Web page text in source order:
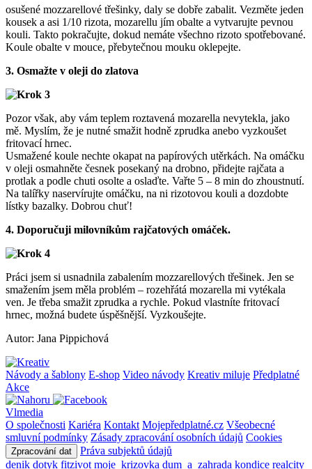
osušené mozzarellové třešinky, daly se dobře zabalit. Vezměte jeden
kousek a asi 1/10 rizota, mozarellu jím obalte a vytvarujte pevnou
kouli. Takto pokračujte, dokud nemáte všechno rizoto spotřebované.
Koule obalte v mouce, přebytečnou mouku oklepejte.
3. Osmažte v oleji do zlatova
Pozor však, aby vám teplem roztavená mozarella nevytekla, jako
mě. Myslím, že je nutné smažit hodně zprudka anebo vyzkoušet
fritovací hrnec.
Usmažené koule nechte okapat na papírových utěrkách. Na omáčku
v oleji osmahněte česnek posekaný na drobno, přidejte rajčata a
protlak a podle chuti osolte a oslaďte. Vařte 5 – 8 min do zhoustnutí.
Na talířky naservírujte omáčku, na ni rizotovou kouli a dozdobte
lístky bazalky. Dobrou chuť!
4. Doporučuji milovníkům rajčatových omáček.
Práci jsem si usnadnila zabalením mozzarellových třešinek. Jen se
smažením jsem měla problém – rozehřátá mozarella mi vytékala
ven. Je třeba smažit zprudka a rychle. Pokud vlastníte fritovací
hrnec, možná budete úspěšnější. Vyzkoušejte.
Autor: Jana Pippichová
Návody a šablony E-shop Video návody Kreativ miluje Předplatné
Akce
Vlmedia
O společnosti Kariéra Kontakt Mojepředplatné.cz Všeobecné
smluvní podmínky Zásady zpracování osobních údajů Cookies
Zpracování dat
Práva subjektů údajů
denik dotyk fitzivot moje_krizovka dum_a_zahrada kondice realcity